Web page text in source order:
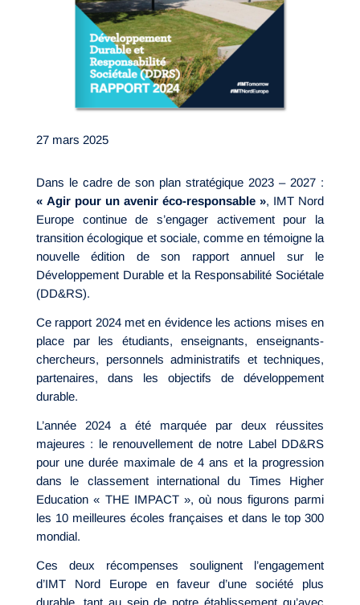
27 mars 2025
Dans le cadre de son plan stratégique 2023 – 2027 :
« Agir pour un avenir éco-responsable », IMT Nord
Europe continue de s’engager activement pour la
transition écologique et sociale, comme en témoigne la
nouvelle édition de son rapport annuel sur le
Développement Durable et la Responsabilité Sociétale
(DD&RS).
Ce rapport 2024 met en évidence les actions mises en
place par les étudiants, enseignants, enseignants-
chercheurs, personnels administratifs et techniques,
partenaires, dans les objectifs de développement
durable.
L’année 2024 a été marquée par deux réussites
majeures : le renouvellement de notre Label DD&RS
pour une durée maximale de 4 ans et la progression
dans le classement international du Times Higher
Education « THE IMPACT », où nous figurons parmi
les 10 meilleures écoles françaises et dans le top 300
mondial.
Ces deux récompenses soulignent l’engagement
d’IMT Nord Europe en faveur d’une société plus
durable, tant au sein de notre établissement qu’avec